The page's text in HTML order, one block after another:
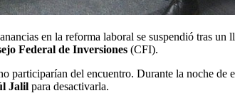
en la reforma laboral se suspendió tras un
Federal de Inversiones (CFI).
participarían del encuentro. Durante la noche
Jalil para desactivarla.